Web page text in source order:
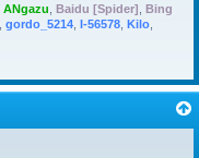
ANgazu Baidu [Spider] Bing
gordo_5214 I-56578 Kilo